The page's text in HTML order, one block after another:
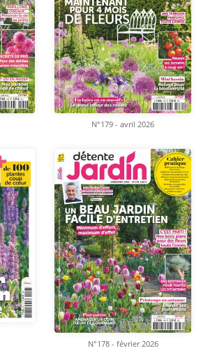
N°179 - avril 2026
N°178 - février 2026